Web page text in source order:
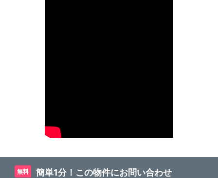
無料 簡単1分！この物件にお問い合わせ